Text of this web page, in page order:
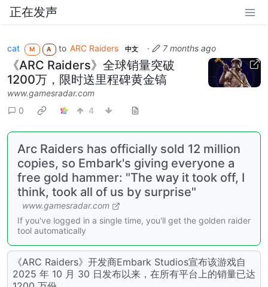
正在发声
cat M A to ARC Raiders 中文 · 7 months ago
《ARC Raiders》全球销量突破
1200万，限时送里程碑黄金镐
www.gamesradar.com
0
4
Arc Raiders has officially sold 12 million
copies, so Embark's giving everyone a
free gold hammer: "The way it took off, I
think, took all of us by surprise"
www.gamesradar.com
If you've logged in a single time, you'll get the golden raider
tool automatically
《ARC Raiders》开发商Embark Studios宣布该游戏自
2025 年 10 月 30 日发布以来，在所有平台上的销量已达